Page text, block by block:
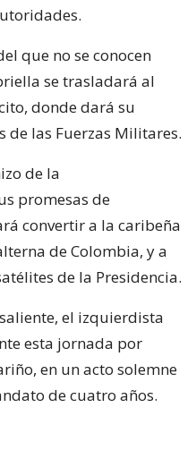
que no se conocen
se trasladará al
donde dará su
de las Fuerzas Militares.
de la
promesas de
convertir a la caribeña
de Colombia, y a
de la Presidencia.
el izquierdista
esta jornada por
en un acto solemne
de cuatro años.